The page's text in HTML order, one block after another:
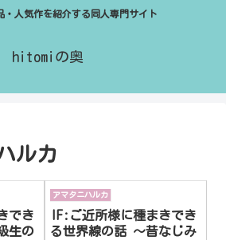
・人気作を紹介する同人専門サイト
hitomiの奥
ルカ
でき
生の
アマタニハルカ
IF:ご近所様に種まきでき
る世界線の話 〜昔なじみ